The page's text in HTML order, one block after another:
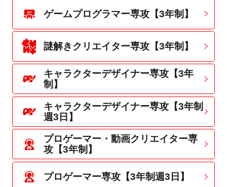
ゲームプログラマー専攻【3年制】
謎解きクリエイター専攻【3年制】
キャラクターデザイナー専攻【3年
制】
キャラクターデザイナー専攻【3年制
週3日】
プロゲーマー・動画クリエイター専
攻【3年制】
プロゲーマー専攻【3年制週3日】